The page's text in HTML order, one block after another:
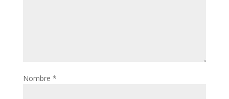
Nombre *